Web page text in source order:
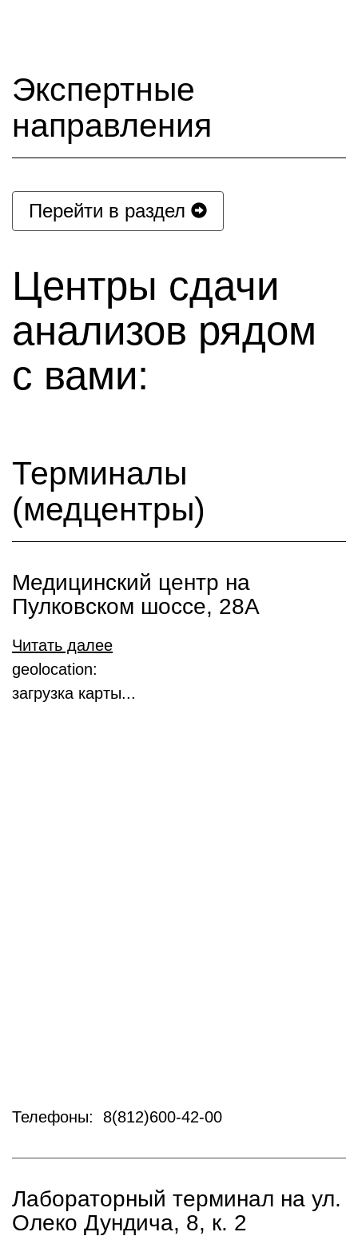
Экспертные
направления
Перейти в раздел
Центры сдачи
анализов рядом
с вами:
Терминалы
(медцентры)
Медицинский центр на
Пулковском шоссе, 28А
Читать далее
geolocation:
загрузка карты...
Телефоны: 8(812)600-42-00
Лабораторный терминал на ул.
Олеко Дундича, 8, к. 2